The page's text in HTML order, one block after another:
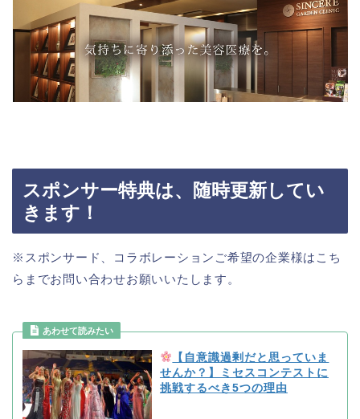
スポンサー特典は、随時更新してい
きます！
※スポンサード、コラボレーションご希望の企業様はこち
らまでお問い合わせお願いいたします。
【自意識過剰だと思っていま
せんか？】ミセスコンテストに
挑戦するべき5つの理由